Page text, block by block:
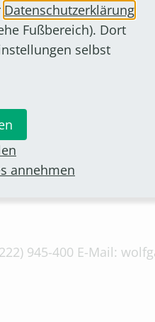
945-400 E-Mail:
945-400 E-Mail:
Datenschutzerklärung
Fußbereich). Dort
selbst
annehmen